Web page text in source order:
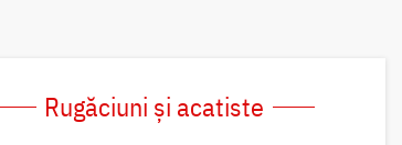
Rugăciuni și acatiste